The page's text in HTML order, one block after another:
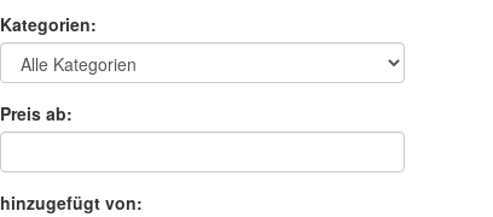
Kategorien:
Preis ab:
hinzugefügt von: